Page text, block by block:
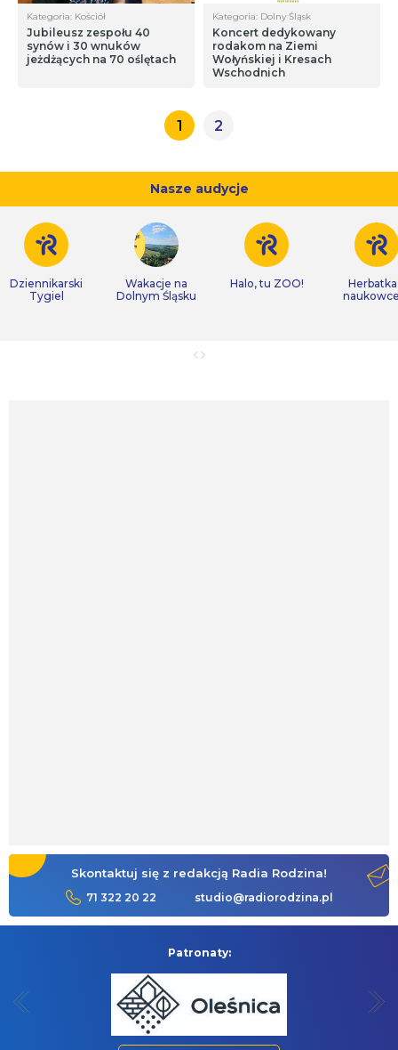
Kategoria: Kościół
Jubileusz zespołu 40
synów i 30 wnuków
jeżdżących na 70 oślętach
Kategoria: Dolny Śląsk
Koncert dedykowany
rodakom na Ziemi
Wołyńskiej i Kresach
Wschodnich
1 2
Nasze audycje
Dziennikarski
Tygiel
Wakacje na
Dolnym Śląsku
Halo, tu ZOO!
Skontaktuj się z redakcją Radia Rodzina!
71 322 20 22 studio@radiorodzina.pl
Patronaty: